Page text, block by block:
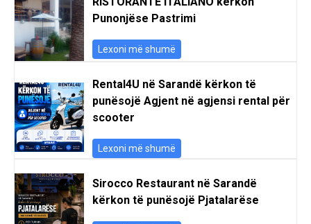
Punonjëse Pastrimi
Lexoni më shumë
Rental4U në Sarandë kërkon të
punësojë Agjent në agjensi rental për
scooter
Lexoni më shumë
Sirocco Restaurant në Sarandë
kërkon të punësojë Pjatalarëse